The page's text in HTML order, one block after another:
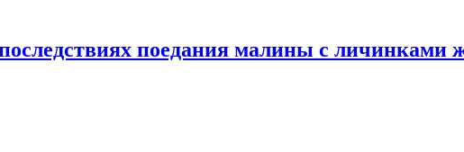
последствиях поедания малины с личинками